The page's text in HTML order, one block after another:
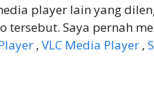
player lain yang
tersebut. Saya pernah
, VLC Media Player ,